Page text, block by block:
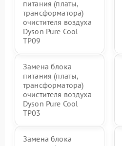
питания (платы,
трансформатора)
очистителя воздуха
Dyson Pure Cool
TP09
Замена блока
питания (платы,
трансформатора)
очистителя воздуха
Dyson Pure Cool
TP03
Замена блока